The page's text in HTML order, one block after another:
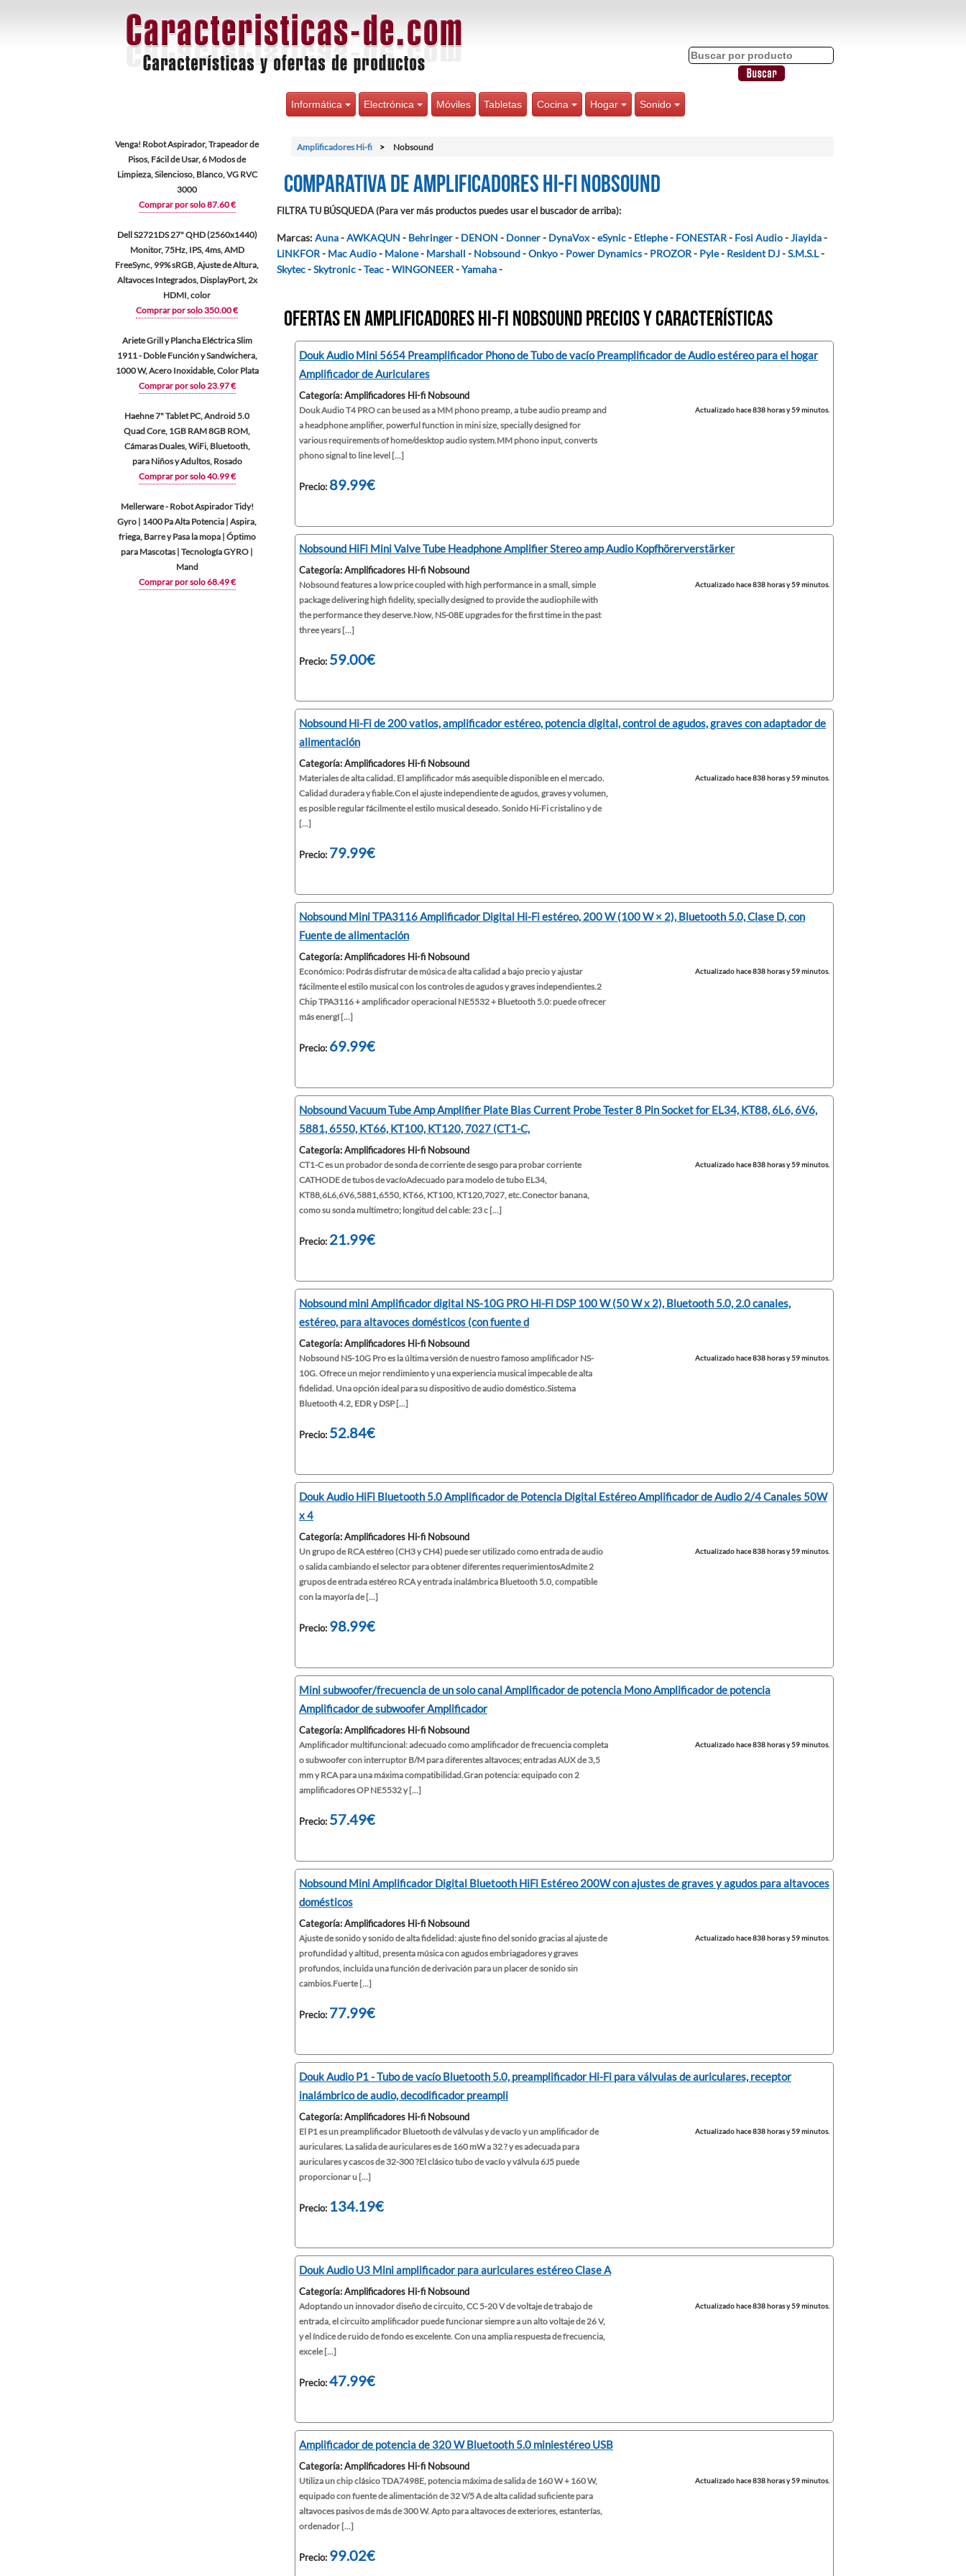
Informática Electrónica Móviles Tabletas Cocina Hogar Sonido
Venga! Robot Aspirador, Trapeador de
Pisos, Fácil de Usar, 6 Modos de
Limpieza, Silencioso, Blanco, VG RVC
3000
Comprar por solo 87.60 €
Dell S2721DS 27" QHD (2560x1440)
Monitor, 75Hz, IPS, 4ms, AMD
FreeSync, 99% sRGB, Ajuste de Altura,
Altavoces Integrados, DisplayPort, 2x
HDMI, color
Comprar por solo 350.00 €
Ariete Grill y Plancha Eléctrica Slim
1911 - Doble Función y Sandwichera,
1000 W, Acero Inoxidable, Color Plata
Comprar por solo 23.97 €
Haehne 7" Tablet PC, Android 5.0
Quad Core, 1GB RAM 8GB ROM,
Cámaras Duales, WiFi, Bluetooth,
para Niños y Adultos, Rosado
Comprar por solo 40.99 €
Mellerware - Robot Aspirador Tidy!
Gyro | 1400 Pa Alta Potencia | Aspira,
friega, Barre y Pasa la mopa | Óptimo
para Mascotas | Tecnología GYRO |
Mand
Comprar por solo 68.49 €
Amplificadores Hi-fi Nobsound
Comparativa de Amplificadores Hi-fi Nobsound
FILTRA TU BÚSQUEDA (Para ver más productos puedes usar el buscador de arriba):
Marcas:Auna-AWKAQUN - Behringer- DENON - Donner- DynaVox-eSynic- Etlephe- FONESTAR- Fosi Audio-Jiayida-
LiNKFOR- Mac Audio- Malone- Marshall - Nobsound-Onkyo- Power Dynamics- PROZOR- Pyle- Resident DJ-S.M.S.L-
Skytec-Skytronic-Teac-WINGONEER-Yamaha-
Ofertas en Amplificadores Hi-fi Nobsound precios y características
Douk Audio Mini 5654 Preamplificador Phono de Tubo de vacío Preamplificador de Audio estéreo para el hogar
Amplificador de Auriculares
Categoría: Amplificadores Hi-fi Nobsound
Douk Audio T4 PRO can be used as a MM phono preamp, a tube audio preamp and
a headphone amplifier, powerful function in mini size, specially designed for
various requirements of home/desktop audio system.MM phono input, converts
phono signal to line level [...]
Precio: 89.99€
Actualizado hace 838 horas y 59 minutos.
Nobsound HiFi Mini Valve Tube Headphone Amplifier Stereo amp Audio Kopfhörerverstärker
Categoría: Amplificadores Hi-fi Nobsound
Nobsound features a low price coupled with high performance in a small, simple
package delivering high fidelity, specially designed to provide the audiophile with
the performance they deserve.Now, NS-08E upgrades for the first time in the past
three years [...]
Precio: 59.00€
Actualizado hace 838 horas y 59 minutos.
Nobsound Hi-Fi de 200 vatios, amplificador estéreo, potencia digital, control de agudos, graves con adaptador de
alimentación
Categoría: Amplificadores Hi-fi Nobsound
Materiales de alta calidad. El amplificador más asequible disponible en el mercado.
Calidad duradera y fiable.Con el ajuste independiente de agudos, graves y volumen,
es posible regular fácilmente el estilo musical deseado. Sonido Hi-Fi cristalino y de
[...]
Precio: 79.99€
Actualizado hace 838 horas y 59 minutos.
Nobsound Mini TPA3116 Amplificador Digital Hi-Fi estéreo, 200 W (100 W × 2), Bluetooth 5.0, Clase D, con
Fuente de alimentación
Categoría: Amplificadores Hi-fi Nobsound
Económico: Podrás disfrutar de música de alta calidad a bajo precio y ajustar
fácilmente el estilo musical con los controles de agudos y graves independientes.2
Chip TPA3116 + amplificador operacional NE5532 + Bluetooth 5.0: puede ofrecer
más energí [...]
Precio: 69.99€
Actualizado hace 838 horas y 59 minutos.
Nobsound Vacuum Tube Amp Amplifier Plate Bias Current Probe Tester 8 Pin Socket for EL34, KT88, 6L6, 6V6,
5881, 6550, KT66, KT100, KT120, 7027 (CT1-C,
Categoría: Amplificadores Hi-fi Nobsound
CT1-C es un probador de sonda de corriente de sesgo para probar corriente
CATHODE de tubos de vacíoAdecuado para modelo de tubo EL34,
KT88,6L6,6V6,5881,6550, KT66, KT100, KT120,7027, etc.Conector banana,
como su sonda multimetro; longitud del cable: 23 c [...]
Precio: 21.99€
Actualizado hace 838 horas y 59 minutos.
Nobsound mini Amplificador digital NS-10G PRO Hi-Fi DSP 100 W (50 W x 2), Bluetooth 5.0, 2.0 canales,
estéreo, para altavoces domésticos (con fuente d
Categoría: Amplificadores Hi-fi Nobsound
Nobsound NS-10G Pro es la última versión de nuestro famoso amplificador NS-
10G. Ofrece un mejor rendimiento y una experiencia musical impecable de alta
fidelidad. Una opción ideal para su dispositivo de audio doméstico.Sistema
Bluetooth 4.2, EDR y DSP [...]
Precio: 52.84€
Actualizado hace 838 horas y 59 minutos.
Douk Audio HiFi Bluetooth 5.0 Amplificador de Potencia Digital Estéreo Amplificador de Audio 2/4 Canales 50W
x 4
Categoría: Amplificadores Hi-fi Nobsound
Un grupo de RCA estéreo (CH3 y CH4) puede ser utilizado como entrada de audio
o salida cambiando el selector para obtener diferentes requerimientosAdmite 2
grupos de entrada estéreo RCA y entrada inalámbrica Bluetooth 5.0, compatible
con la mayoría de [...]
Precio: 98.99€
Actualizado hace 838 horas y 59 minutos.
Mini subwoofer/frecuencia de un solo canal Amplificador de potencia Mono Amplificador de potencia
Amplificador de subwoofer Amplificador
Categoría: Amplificadores Hi-fi Nobsound
Amplificador multifuncional: adecuado como amplificador de frecuencia completa
o subwoofer con interruptor B/M para diferentes altavoces; entradas AUX de 3,5
mm y RCA para una máxima compatibilidad.Gran potencia: equipado con 2
amplificadores OP NE5532 y [...]
Precio: 57.49€
Actualizado hace 838 horas y 59 minutos.
Nobsound Mini Amplificador Digital Bluetooth HiFi Estéreo 200W con ajustes de graves y agudos para altavoces
domésticos
Categoría: Amplificadores Hi-fi Nobsound
Ajuste de sonido y sonido de alta fidelidad: ajuste fino del sonido gracias al ajuste de
profundidad y altitud, presenta música con agudos embriagadores y graves
profundos, incluida una función de derivación para un placer de sonido sin
cambios.Fuerte [...]
Precio: 77.99€
Actualizado hace 838 horas y 59 minutos.
Douk Audio P1 - Tubo de vacío Bluetooth 5.0, preamplificador Hi-Fi para válvulas de auriculares, receptor
inalámbrico de audio, decodificador preampli
Categoría: Amplificadores Hi-fi Nobsound
El P1 es un preamplificador Bluetooth de válvulas y de vacío y un amplificador de
auriculares. La salida de auriculares es de 160 mW a 32 ? y es adecuada para
auriculares y cascos de 32-300 ?El clásico tubo de vacío y válvula 6J5 puede
proporcionar u [...]
Precio: 134.19€
Actualizado hace 838 horas y 59 minutos.
Douk Audio U3 Mini amplificador para auriculares estéreo Clase A
Categoría: Amplificadores Hi-fi Nobsound
Adoptando un innovador diseño de circuito, CC 5-20 V de voltaje de trabajo de
entrada, el circuito amplificador puede funcionar siempre a un alto voltaje de 26 V,
y el índice de ruido de fondo es excelente. Con una amplia respuesta de frecuencia,
excele [...]
Precio:47.99€
Actualizado hace 838 horas y 59 minutos.
Amplificador de potencia de 320 W Bluetooth 5.0 miniestéreo USB
Categoría: Amplificadores Hi-fi Nobsound
Utiliza un chip clásico TDA7498E, potencia máxima de salida de 160 W + 160 W,
equipado con fuente de alimentación de 32 V/5 A de alta calidad suficiente para
altavoces pasivos de más de 300 W. Apto para altavoces de exteriores, estanterías,
ordenador [...]
Precio: 99.02€
Actualizado hace 838 horas y 59 minutos.